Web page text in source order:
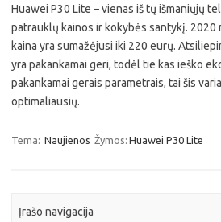
Huawei P30 Lite – vienas iš tų išmaniųjų
patrauklų kainos ir kokybės santykį. 2020
kaina yra sumažėjusi iki 220 eurų.
yra pakankamai geri, todėl tie kas ieško
pakankamai gerais parametrais, tai šis
optimaliausių.
Tema: Naujienos Žymos: Huawei P30 Lite
Įrašo navigacija